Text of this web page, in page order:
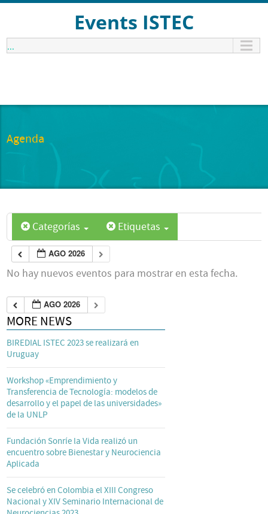
Events ISTEC
...
Agenda
Categorías Etiquetas
AGO 2026
No hay nuevos eventos para mostrar en esta fecha.
AGO 2026
MORE NEWS
BIREDIAL ISTEC 2023 se realizará en
Uruguay
Workshop «Emprendimiento y
Transferencia de Tecnología: modelos de
desarrollo y el papel de las universidades»
de la UNLP
Fundación Sonríe la Vida realizó un
encuentro sobre Bienestar y Neurociencia
Aplicada
Se celebró en Colombia el XIII Congreso
Nacional y XIV Seminario Internacional de